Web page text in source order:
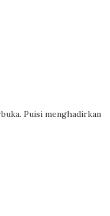
Puisi menghadirkan